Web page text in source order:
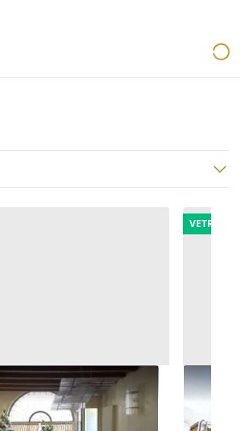
duplex con
e garage
VETRINA
Asta
con